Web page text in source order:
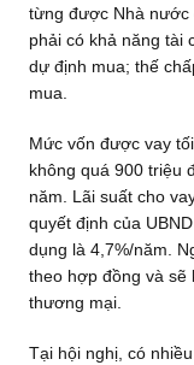
từng được Nhà nước
phải có khả năng tài
dự định mua; thế
mua.
Mức vốn được vay
không quá 900 triệu
năm. Lãi suất cho
quyết định của
dụng là 4,7%/năm.
theo hợp đồng và sẽ
thương mại.
Tại hội nghị, có